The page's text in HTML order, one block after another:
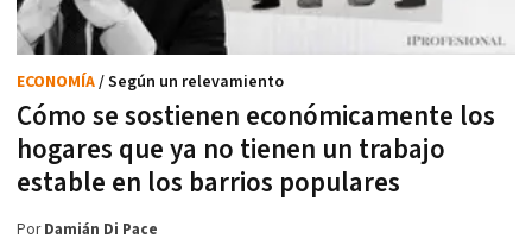
Cómo se sostienen económicamente los
hogares que ya no tienen un trabajo
estable en los barrios populares
ECONOMÍA/ Según un relevamiento
PorDamián Di Pace